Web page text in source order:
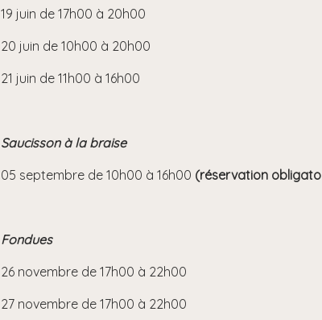
19 juin de 17h00 à 20h00
20 juin de 10h00 à 20h00
21 juin de 11h00 à 16h00
Saucisson à la braise
05 septembre de 10h00 à 16h00 (réservation
Fondues
26 novembre de 17h00 à 22h00
27 novembre de 17h00 à 22h00